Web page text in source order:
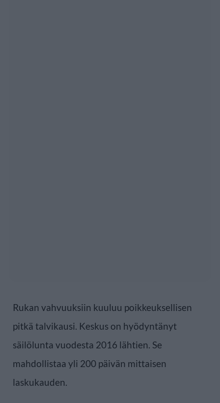
Rukan vahvuuksiin kuuluu poikkeuksellisen
pitkä talvikausi. Keskus on hyödyntänyt
säilölunta vuodesta 2016 lähtien. Se
mahdollistaa yli 200 päivän mittaisen
laskukauden.